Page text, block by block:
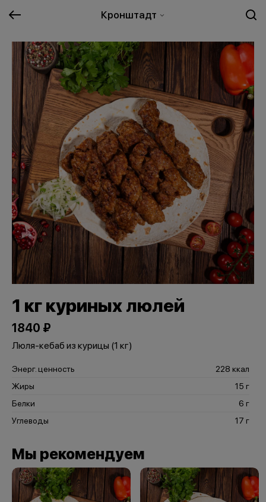
Кронштадт
1 кг куриных люлей
1840 ₽
Люля-кебаб из курицы (1 кг)
Энерг. ценность
228 ккал
Жиры
15 г
Белки
6 г
Углеводы
17 г
Мы рекомендуем